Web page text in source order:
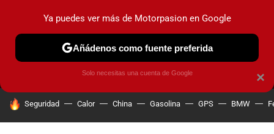
MENÚ NUEVO
COCHES ELÉCTRICOS OBSERVATORIO
HOY SE HABLA DE
Seguridad Calor China Gasolina GPS BMW
×
Ya puedes ver más de Motorpasion en Google
Añádenos como fuente preferida
Solo necesitas una cuenta de Google